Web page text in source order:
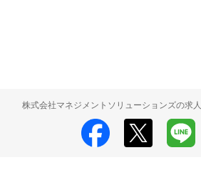
株式会社マネジメントソリューションズの求